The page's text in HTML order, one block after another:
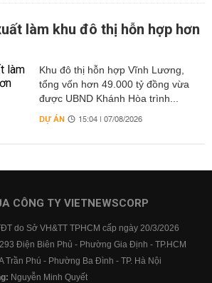
làm khu đô thị hỗn hợp hơn
Khu đô thị hỗn hợp Vĩnh Lương,
tổng vốn hơn 49.000 tỷ đồng vừa
được UBND Khánh Hòa trình...
DỰ ÁN 15:04 | 07/08/2026
CÔNG TY VIETNEWSCORP
do Sở VH&TT TPHCM cấp ngày 20/3/2026
Điện Biên Phủ - Phường Gia Định - TP.HCM
Trần Phú - Phường Ba Đình - TP. Hà Nội
Nguyễn Minh Quyết